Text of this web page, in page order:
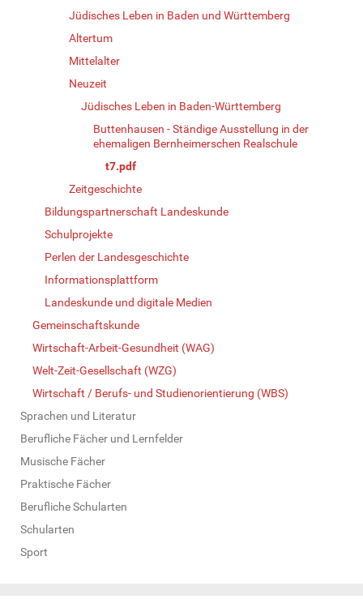
Jüdisches Leben in Baden und Württemberg
Altertum
Mittelalter
Neuzeit
Jüdisches Leben in Baden-Württemberg
Buttenhausen - Ständige Ausstellung in der
ehemaligen Bernheimerschen Realschule
t7.pdf
Zeitgeschichte
Bildungspartnerschaft Landeskunde
Schulprojekte
Perlen der Landesgeschichte
Informationsplattform
Landeskunde und digitale Medien
Gemeinschaftskunde
Wirtschaft-Arbeit-Gesundheit (WAG)
Welt-Zeit-Gesellschaft (WZG)
Wirtschaft / Berufs- und Studienorientierung (WBS)
Sprachen und Literatur
Berufliche Fächer und Lernfelder
Musische Fächer
Praktische Fächer
Berufliche Schularten
Schularten
Sport